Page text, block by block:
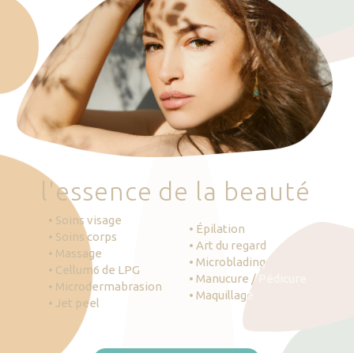
Soins
Je veux faire un bon cadeau
Plan d’accès
Prendre RDV
'essence de la beauté
• Soins visage
• Soins corps
• Massage
• Cellum6 de LPG
• Microdermabrasion
• Jet peel
• Épilation
• Art du regard
• Microblading
• Manucure / Pédicure
• Maquillage